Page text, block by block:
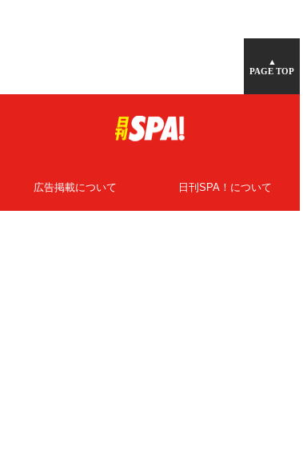
▲
PAGE TOP
広告掲載について 日刊SPA！について